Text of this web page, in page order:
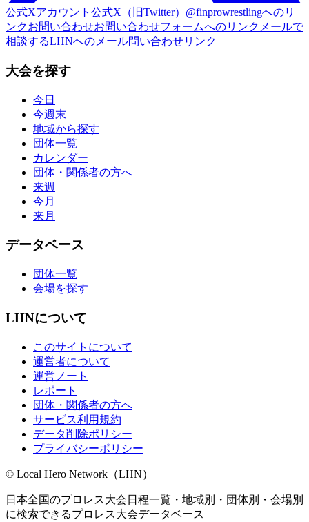
公式Xアカウント 公式X（旧Twitter）@finprowrestlingへのリ
ンクお問い合わせお問い合わせフォームへのリンク メールで
相談するLHNへのメール問い合わせリンク
大会を探す
今日
今週末
地域から探す
団体一覧
カレンダー
団体・関係者の方へ
来週
今月
来月
データベース
団体一覧
会場を探す
LHNについて
このサイトについて
運営者について
運営ノート
レポート
団体・関係者の方へ
サービス利用規約
データ削除ポリシー
プライバシーポリシー
© Local Hero Network（LHN）
日本全国のプロレス大会日程一覧・地域別・団体別・会場別
に検索できるプロレス大会データベース